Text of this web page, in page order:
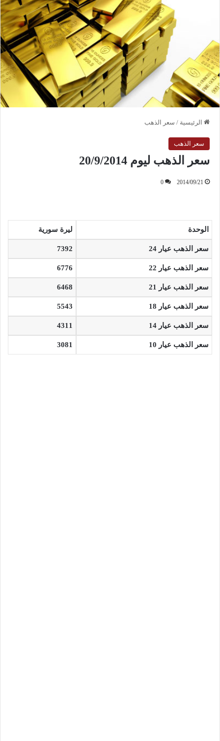
الرئيسية / سعر الذهب
سعر الذهب
سعر الذهب ليوم 20/9/2014
2014/09/21
0
الوحدة ليرة سورية
سعر الذهب عيار 24 7392
سعر الذهب عيار 22 6776
سعر الذهب عيار 21 6468
سعر الذهب عيار 18 5543
سعر الذهب عيار 14 4311
سعر الذهب عيار 10 3081